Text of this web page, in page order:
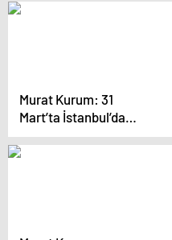
Murat Kurum: 31
Mart’ta İstanbul’da
kadınlar hesap
soracak